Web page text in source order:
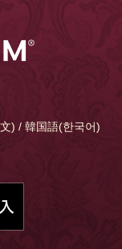
) / 韓国語(한국어)